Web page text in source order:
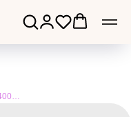
Mountain Dew Blue Shock 400ml - Маунтин Дью Блу шок. Классика цитрусов и ягод